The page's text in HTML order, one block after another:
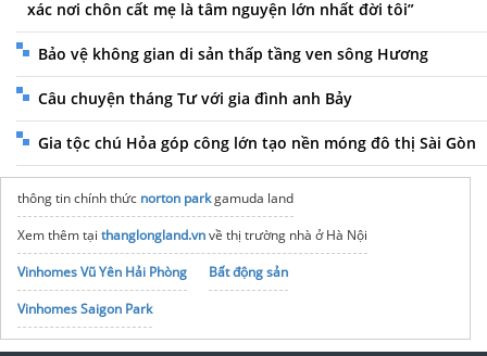
xác nơi chôn cất mẹ là tâm nguyện lớn nhất đời tôi”
Bảo vệ không gian di sản thấp tầng ven sông Hương
Câu chuyện tháng Tư với gia đình anh Bảy
Gia tộc chú Hỏa góp công lớn tạo nền móng đô thị Sài Gòn
thông tin chính thức norton parkgamuda land
Xem thêm tại thanglongland.vnvề thị trường nhà ở Hà Nội
Vinhomes Vũ Yên Hải Phòng
Bất động sản
Vinhomes Saigon Park
MuaGạch Lát Sân Chống Trơn Chịu LựcNgoài Trời